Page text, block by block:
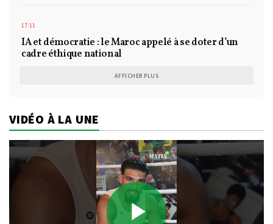
17:11
IA et démocratie : le Maroc appelé à se doter d’un
cadre éthique national
AFFICHER PLUS
VIDÉO À LA UNE